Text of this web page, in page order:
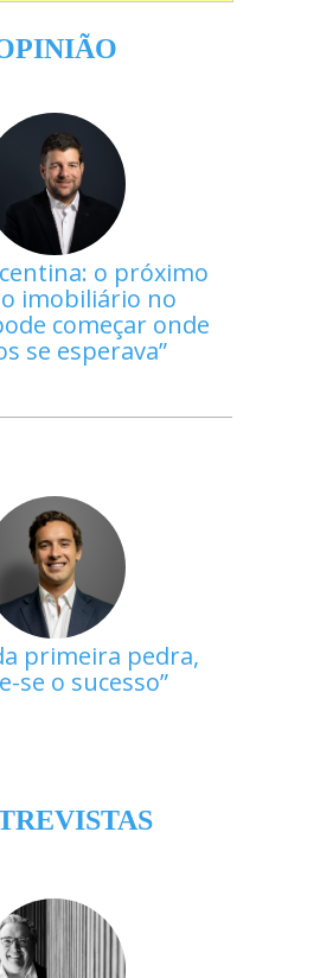
o próximo
imobiliário no
começar onde
se esperava
primeira pedra,
se o sucesso